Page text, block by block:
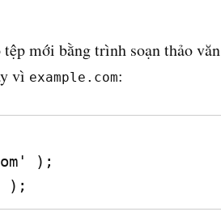
tệp mới bằng trình soạn thảo văn
vì example.com:
);
);